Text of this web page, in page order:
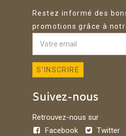
Restez informé des
promotions grâce à
Suivez-nous
Retrouvez-nous sur
Facebook
Twitter